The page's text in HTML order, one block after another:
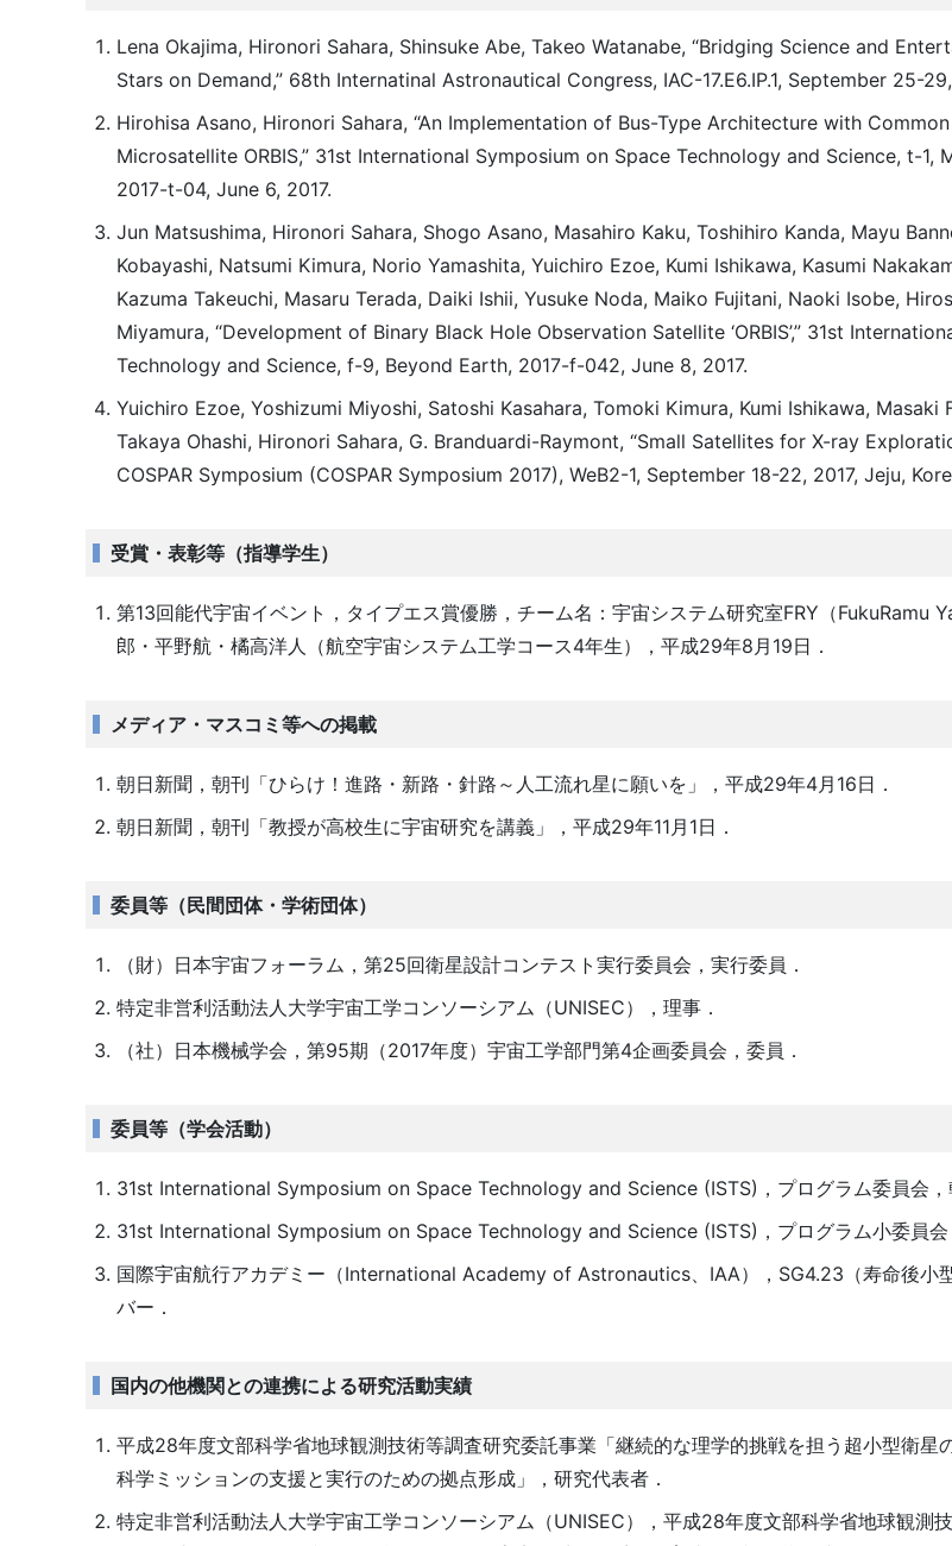
Lena Okajima, Hironori Sahara, Shinsuke Abe, Takeo Watanabe, “Bridging Science and
Stars on Demand,” 68th Internatinal Astronautical Congress, IAC-17.E6.IP.1, September 25-
Hirohisa Asano, Hironori Sahara, “An Implementation of Bus-Type Architecture with
Microsatellite ORBIS,” 31st International Symposium on Space Technology and Science, t-1,
2017-t-04, June 6, 2017.
Jun Matsushima, Hironori Sahara, Shogo Asano, Masahiro Kaku, Toshihiro Kanda, Mayu
Kobayashi, Natsumi Kimura, Norio Yamashita, Yuichiro Ezoe, Kumi Ishikawa, Kasumi
Kazuma Takeuchi, Masaru Terada, Daiki Ishii, Yusuke Noda, Maiko Fujitani, Naoki Isobe,
Miyamura, “Development of Binary Black Hole Observation Satellite ‘ORBIS’,” 31st
Technology and Science, f-9, Beyond Earth, 2017-f-042, June 8, 2017.
Yuichiro Ezoe, Yoshizumi Miyoshi, Satoshi Kasahara, Tomoki Kimura, Kumi Ishikawa, Masaki
Takaya Ohashi, Hironori Sahara, G. Branduardi-Raymont, “Small Satellites for X-ray
COSPAR Symposium (COSPAR Symposium 2017), WeB2-1, September 18-22, 2017, Jeju,
受賞・表彰等（指導学生）
第13回能代宇宙イベント，タイプエス賞優勝，チーム名：宇宙システム研究室FRY（FukuRamu
郎・平野航・橘高洋人（航空宇宙システム工学コース4年生），平成29年8月19日．
メディア・マスコミ等への掲載
朝日新聞，朝刊「ひらけ！進路・新路・針路～人工流れ星に願いを」，平成29年4月16日．
朝日新聞，朝刊「教授が高校生に宇宙研究を講義」，平成29年11月1日．
委員等（民間団体・学術団体）
（財）日本宇宙フォーラム，第25回衛星設計コンテスト実行委員会，実行委員．
特定非営利活動法人大学宇宙工学コンソーシアム（UNISEC），理事．
（社）日本機械学会，第95期（2017年度）宇宙工学部門第4企画委員会，委員．
委員等（学会活動）
31st International Symposium on Space Technology and Science (ISTS)，プログラム委員会，
31st International Symposium on Space Technology and Science (ISTS)，プログラム小委員会
国際宇宙航行アカデミー（International Academy of Astronautics、IAA），SG4.23（寿命後小
バー．
国内の他機関との連携による研究活動実績
平成28年度文部科学省地球観測技術等調査研究委託事業「継続的な理学的挑戦を担う超小型衛星
科学ミッションの支援と実行のための拠点形成」，研究代表者．
特定非営利活動法人大学宇宙工学コンソーシアム（UNISEC），平成28年度文部科学省地球観測